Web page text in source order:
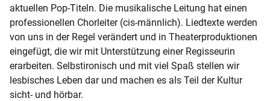
aktuellen Pop-Titeln. Die musikalische Leitung hat einen
professionellen Chorleiter (cis-männlich). Liedtexte werden
von uns in der Regel verändert und in Theaterproduktionen
eingefügt, die wir mit Unterstützung einer Regisseurin
erarbeiten. Selbstironisch und mit viel Spaß stellen wir
lesbisches Leben dar und machen es als Teil der Kultur
sicht- und hörbar.